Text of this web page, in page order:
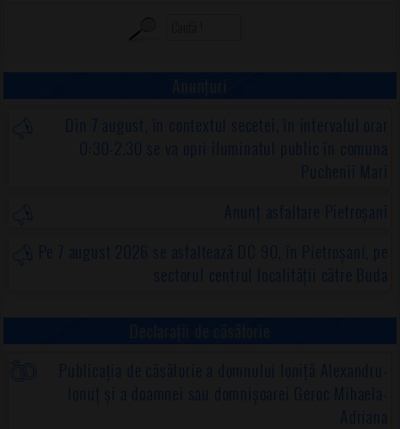
Din 7 august, în contextul secetei, în intervalul orar
0:30-2.30 se va opri iluminatul public în comuna
Puchenii Mari
Anunț asfaltare Pietroșani
Pe 7 august 2026 se asfaltează DC 90, în Pietroșani, pe
sectorul centrul localității către Buda
Publicația de căsătorie a domnului Ioniță Alexandru-
Ionuț și a doamnei sau domnișoarei Geroc Mihaela-
Adriana